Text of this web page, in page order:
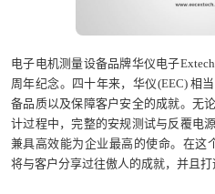
电子电机测量设备品牌华仪电子
周年纪念。四十年来，华仪(EEC) 相
备品质以及保障客户安全的成就。无
计过程中，完整的安规测试与反覆电
兼具高效能为企业最高的使命。在这
将与客户分享过往傲人的成就，并且打